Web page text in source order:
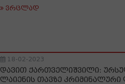
ვრცლად
18-02-2023
დავით ქართველიშვილი:
ლაიენის თავზე